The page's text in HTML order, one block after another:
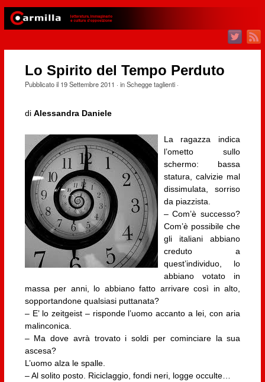
Lo Spirito del Tempo Perduto
Pubblicato il 19 Settembre 2011 · inSchegge taglienti·
di Alessandra Daniele
La ragazza indica
l’ometto sullo
schermo: bassa
statura, calvizie mal
dissimulata, sorriso
da piazzista.
– Com’è successo?
Com’è possibile che
gli italiani abbiano
creduto a
quest’individuo, lo
abbiano votato in
massa per anni, lo abbiano fatto arrivare così in alto,
sopportandone qualsiasi puttanata?
– E’ lo zeitgeist – risponde l’uomo accanto a lei, con aria
malinconica.
– Ma dove avrà trovato i soldi per cominciare la sua
ascesa?
L’uomo alza le spalle.
– Al solito posto. Riciclaggio, fondi neri, logge occulte…